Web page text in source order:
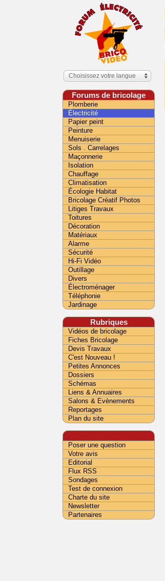
Choisissez votre langue
Forums de bricolage
Plomberie
Électricité
Papier peint
Peinture
Menuiserie
Sols . Carrelages
Maçonnerie
Isolation
Chauffage
Climatisation
Écologie Habitat
Bricolage Créatif Photos
Litiges Travaux
Toitures
Décoration
Matériaux
Alarme
Sécurité
Hi-Fi Vidéo
Outillage
Divers
Électroménager
Téléphonie
Jardinage
Rubriques
Vidéos de bricolage
Fiches Bricolage
Devis Travaux
C'est Nouveau !
Petites Annonces
Dossiers
Schémas
Liens & Annuaires
Salons & Evènements
Reportages
Plan du site
Poser une question
Votre avis
Editorial
Flux RSS
Sondages
Test de connexion
Charte du site
Newsletter
Partenaires